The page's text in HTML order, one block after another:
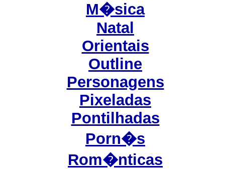
M�sica
Natal
Orientais
Outline
Personagens
Pixeladas
Pontilhadas
Porn�s
Rom�nticas